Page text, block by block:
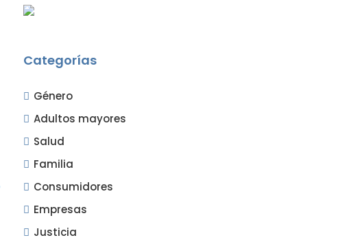
Categorías
Género
Adultos mayores
Salud
Familia
Consumidores
Empresas
Justicia